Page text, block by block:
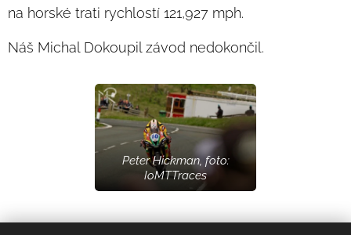
na horské trati rychlostí 121,927 mph.
Náš Michal Dokoupil závod nedokončil.
Peter Hickman, foto:
IoMTTraces